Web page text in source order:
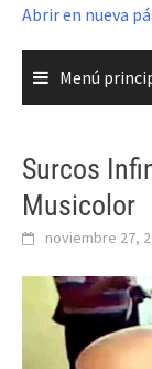
Abrir en nueva
Menú
Surcos
Musicolor
noviembre 27,